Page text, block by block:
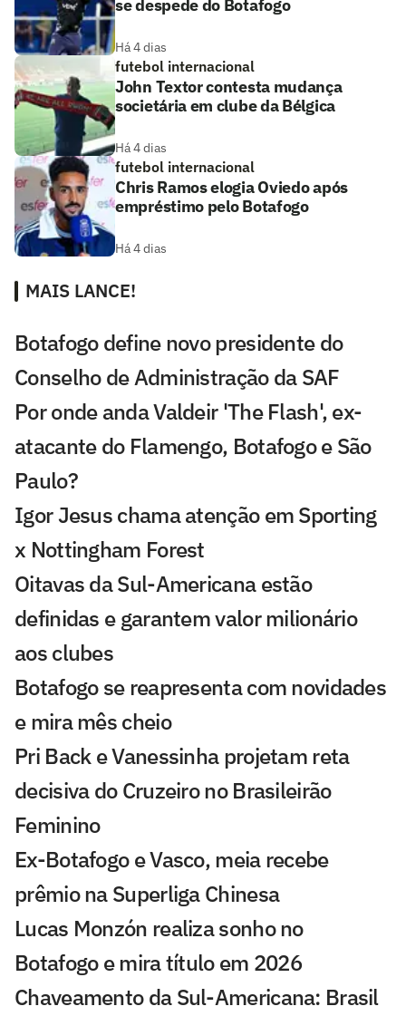
se despede do Botafogo
Há 4 dias
futebol internacional
John Textor contesta mudança
societária em clube da Bélgica
Há 4 dias
futebol internacional
Chris Ramos elogia Oviedo após
empréstimo pelo Botafogo
Há 4 dias
MAIS LANCE!
Botafogo define novo presidente do
Conselho de Administração da SAF
Por onde anda Valdeir 'The Flash', ex-
atacante do Flamengo, Botafogo e São
Paulo?
Igor Jesus chama atenção em Sporting
x Nottingham Forest
Oitavas da Sul-Americana estão
definidas e garantem valor milionário
aos clubes
Botafogo se reapresenta com novidades
e mira mês cheio
Pri Back e Vanessinha projetam reta
decisiva do Cruzeiro no Brasileirão
Feminino
Ex-Botafogo e Vasco, meia recebe
prêmio na Superliga Chinesa
Lucas Monzón realiza sonho no
Botafogo e mira título em 2026
Chaveamento da Sul-Americana: Brasil